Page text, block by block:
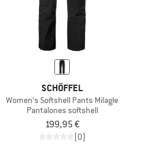
SCHÖFFEL
Women's Softshell Pants Milagle
Pantalones softshell
199,95 €
(0)